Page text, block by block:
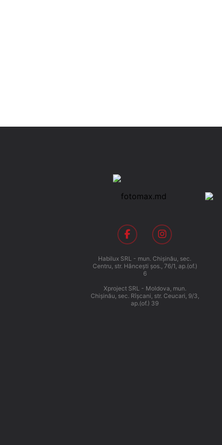
Habilux SRL - mun. Chişinău, sec.
Centru, str. Hânceşti şos., 76/1, ap.(of.)
6
Xproject SRL - Moldova, mun.
Chişinău, sec. Rîşcani, str. Ceucari, 9/3,
ap.(of.) 39